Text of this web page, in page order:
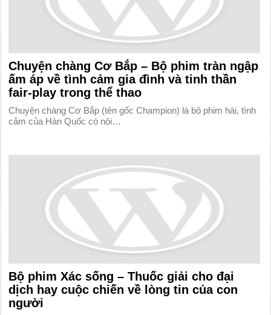
Chuyện chàng Cơ Bắp – Bộ phim tràn ngập
ấm áp về tình cảm gia đình và tinh thần
fair-play trong thể thao
Chuyện chàng Cơ Bắp (tên gốc Champion) là bộ phim hài, tình
cảm của Hàn Quốc có nội…
Bộ phim Xác sống – Thuốc giải cho đại
dịch hay cuộc chiến về lòng tin của con
người